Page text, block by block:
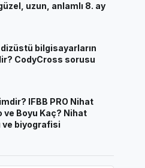
uzun, anlamlı 8. ay
bilgisayarların
CodyCross sorusu
IFBB PRO Nihat
ve Boyu Kaç? Nihat
ve biyografisi